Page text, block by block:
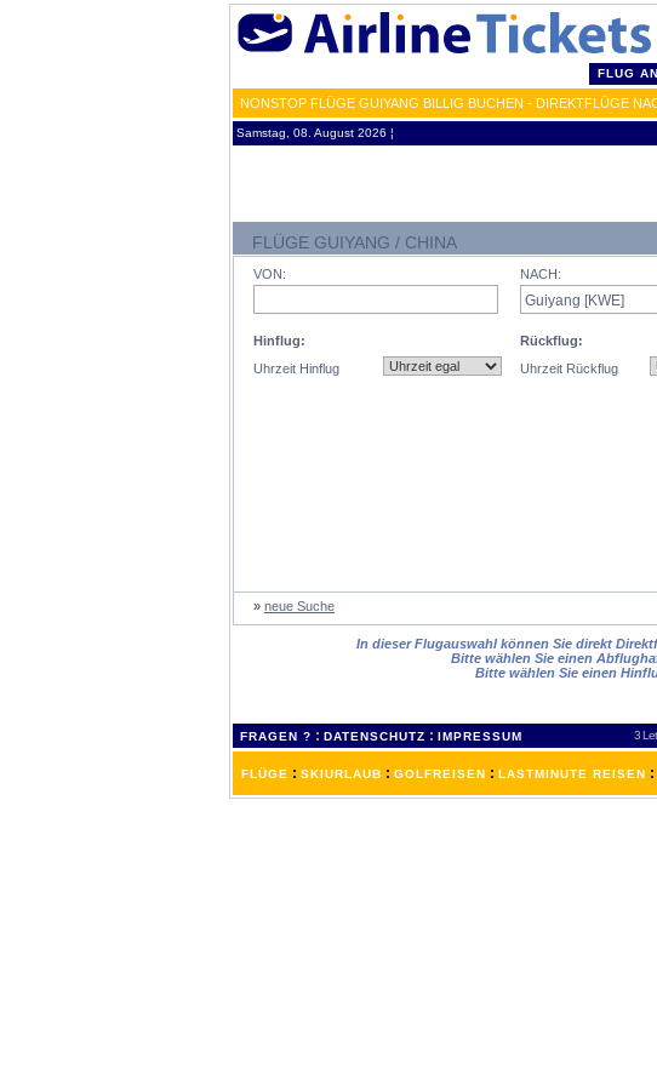
FLUG
NONSTOP FLÜGE GUIYANG BILLIG BUCHEN - DIREKTFLÜGE
Samstag, 08. August 2026 ¦
FLÜGE GUIYANG / CHINA
VON:
Hinflug:
Uhrzeit Hinflug
NACH:
Rückflug:
Uhrzeit Rückflug
» neue Suche
In dieser Flugauswahl können Sie direkt
Bitte wählen Sie einen
Bitte wählen Sie einen
FRAGEN ? : DATENSCHUTZ : IMPRESSUM 3
FLÜGE : SKIURLAUB : GOLFREISEN : LASTMINUTE REISEN :